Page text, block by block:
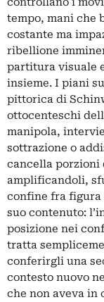
tempo, mani che
costante ma
ribellione
partitura visuale
insieme. I piani
pittorica di
ottocenteschi
manipola,
sottrazione o
cancella porzioni
amplificandoli,
confine fra figura
suo contenuto:
posizione nei
tratta
conferirgli una
contesto nuovo
che non aveva in